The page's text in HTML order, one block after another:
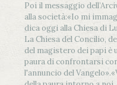
Poi il messaggio
alla società:«Io mi
dica oggi alla Chiesa di
La Chiesa del Concilio,
del magistero dei papi è
paura di confrontarsi
l'annuncio del Vangelo».